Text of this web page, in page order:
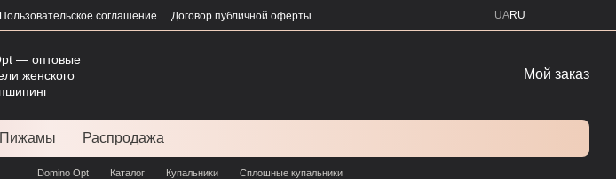
Пользовательское соглашение Договор публичной оферты UARU
Мой заказ
Пижамы Распродажа
Domino Opt Каталог Купальники
Сплошные купальники